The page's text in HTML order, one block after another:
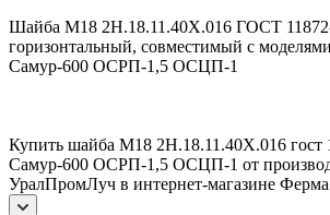
Шайба М18 2Н.18.11.40Х.016 ГОСТ 11872-
горизонтальный, совместимый с
Самур-600 ОСРП-1,5 ОСЦП-1
Купить шайба М18 2Н.18.11.40Х.016 гост
Самур-600 ОСРП-1,5 ОСЦП-1 от
УралПромЛуч в интернет-магазине